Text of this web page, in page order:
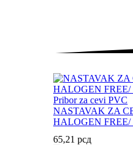
Pribor za cevi PVC
NASTAVAK ZA
HALOGEN FREE/
65,21 рсд